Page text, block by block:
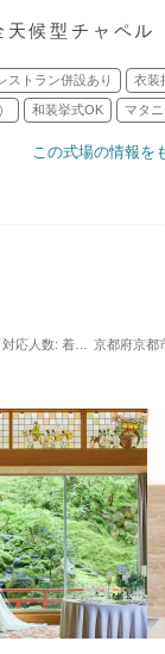
天候型チャペル
ストラン併設あり 衣装
和装挙式OK マタ
この式場の情報を
対応人数: 着席：10名 ～ 1000名 京都府京都